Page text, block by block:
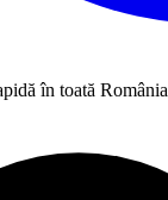
în toată România